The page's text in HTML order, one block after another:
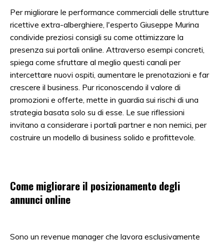
Per migliorare le performance commerciali delle strutture
ricettive extra-alberghiere, l'esperto Giuseppe Murina
condivide preziosi consigli su come ottimizzare la
presenza sui portali online. Attraverso esempi concreti,
spiega come sfruttare al meglio questi canali per
intercettare nuovi ospiti, aumentare le prenotazioni e far
crescere il business. Pur riconoscendo il valore di
promozioni e offerte, mette in guardia sui rischi di una
strategia basata solo su di esse. Le sue riflessioni
invitano a considerare i portali partner e non nemici, per
costruire un modello di business solido e profittevole.
Come migliorare il posizionamento degli
annunci online
Sono un revenue manager che lavora esclusivamente